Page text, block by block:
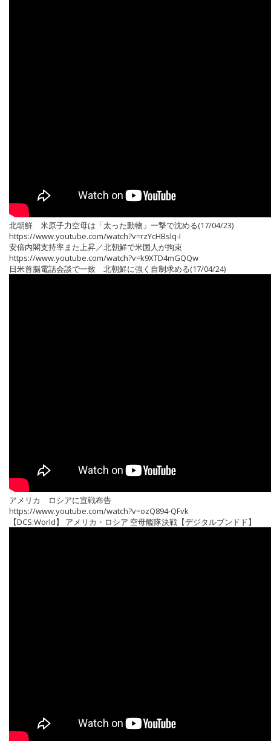
北朝鮮 米原子力空母は「太った動物」一撃で沈める(17/04/23)
https://www.youtube.com/watch?v=rzYcHBslq-I
安倍内閣支持率また上昇／北朝鮮で米国人が拘束
https://www.youtube.com/watch?v=k9XTD4mGQQw
日米首脳電話会談で一致 北朝鮮に強く自制求める(17/04/24)
アメリカ ロシアに宣戦布告
https://www.youtube.com/watch?v=ozQ894-QFvk
【DCS:World】 アメリカ・ロシア 空母艦隊決戦【デジタルブンドド】